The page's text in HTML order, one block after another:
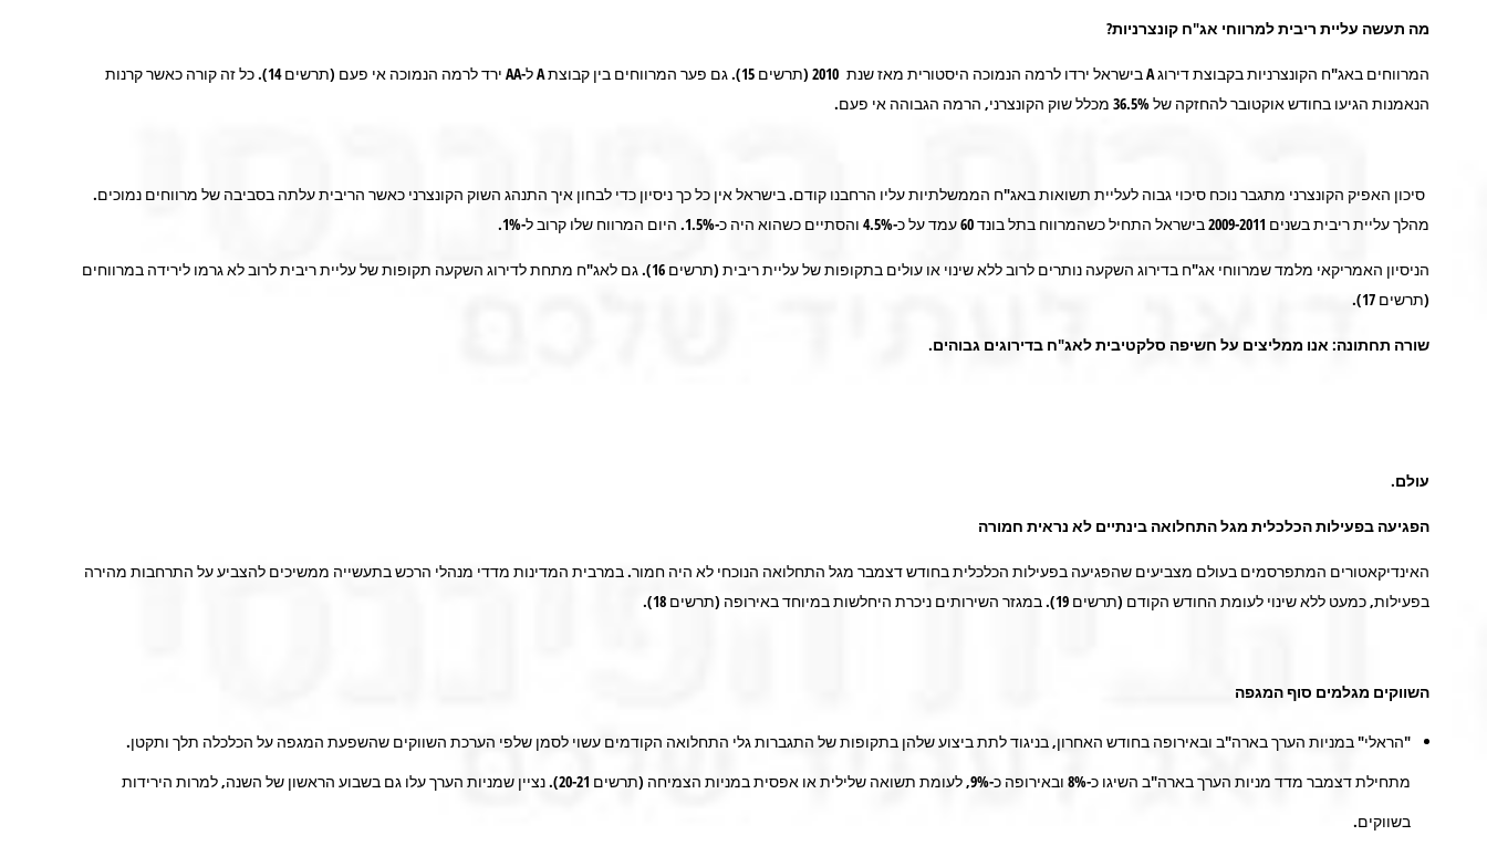
מה תעשה עליית ריבית למרווחי אג"ח קונצרניות?
המרווחים באג"ח הקונצרניות בקבוצת דירוג A בישראל ירדו לרמה הנמוכה היסטורית מאז שנת 2010 (תרשים 15). גם פער המרווחים בין קבוצת A ל-AA ירד לרמה הנמוכה אי פעם (תרשים 14). כל זה קורה כאשר קרנות
הנאמנות הגיעו בחודש אוקטובר להחזקה של 36.5% מכלל שוק הקונצרני, הרמה הגבוהה אי פעם.
סיכון האפיק הקונצרני מתגבר נוכח סיכוי גבוה לעליית תשואות באג"ח הממשלתיות עליו הרחבנו קודם. בישראל אין כל כך ניסיון כדי לבחון איך התנהג השוק הקונצרני כאשר הריבית עלתה בסביבה של מרווחים נמוכים.
מהלך עליית ריבית בשנים 2009-2011 בישראל התחיל כשהמרווח בתל בונד 60 עמד על כ-4.5% והסתיים כשהוא היה כ-1.5%. היום המרווח שלו קרוב ל-1%.
הניסיון האמריקאי מלמד שמרווחי אג"ח בדירוג השקעה נותרים לרוב ללא שינוי או עולים בתקופות של עליית ריבית (תרשים 16). גם לאג"ח מתחת לדירוג השקעה תקופות של עליית ריבית לרוב לא גרמו לירידה במרווחים
(תרשים 17).
שורה תחתונה: אנו ממליצים על חשיפה סלקטיבית לאג"ח בדירוגים גבוהים.
עולם.
הפגיעה בפעילות הכלכלית מגל התחלואה בינתיים לא נראית חמורה
האינדיקאטורים המתפרסמים בעולם מצביעים שהפגיעה בפעילות הכלכלית בחודש דצמבר מגל התחלואה הנוכחי לא היה חמור. במרבית המדינות מדדי מנהלי הרכש בתעשייה ממשיכים להצביע על התרחבות מהירה
בפעילות, כמעט ללא שינוי לעומת החודש הקודם (תרשים 19). במגזר השירותים ניכרת היחלשות במיוחד באירופה (תרשים 18).
השווקים מגלמים סוף המגפה
"הראלי" במניות הערך בארה"ב ובאירופה בחודש האחרון, בניגוד לתת ביצוע שלהן בתקופות של התגברות גלי התחלואה הקודמים עשוי לסמן שלפי הערכת השווקים שהשפעת המגפה על הכלכלה תלך ותקטן.
מתחילת דצמבר מדד מניות הערך בארה"ב השיגו כ-8% ובאירופה כ-9%, לעומת תשואה שלילית או אפסית במניות הצמיחה (תרשים 20-21). נציין שמניות הערך עלו גם בשבוע הראשון של השנה, למרות הירידות
בשווקים.